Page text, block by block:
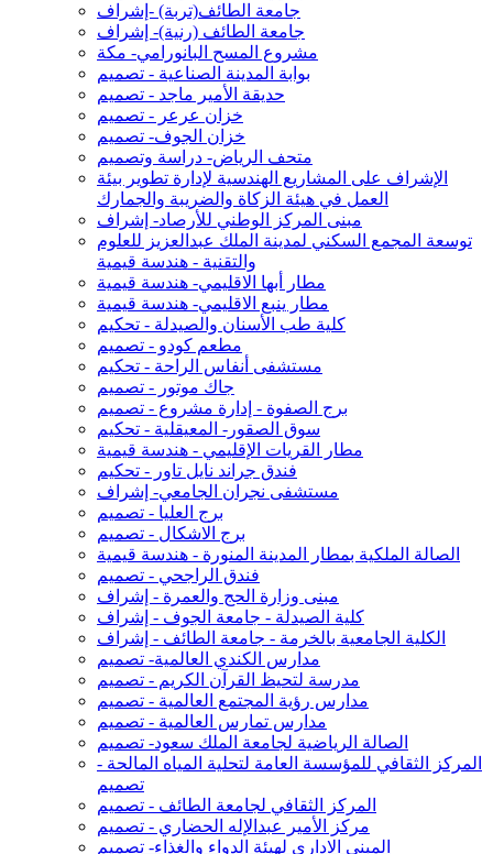
جامعة الطائف(تربة) -إشراف
جامعة الطائف (رنية)- إشراف
مشروع المسح البانورامي- مكة
بوابة المدينة الصناعية - تصميم
حديقة الأمير ماجد - تصميم
خزان عرعر - تصميم
خزان الجوف- تصميم
متحف الرياض- دراسة وتصميم
الإشراف على المشاريع الهندسية لإدارة تطوير بيئة
العمل في هيئة الزكاة والضريبة والجمارك
مبنى المركز الوطني للأرصاد- إشراف
توسعة المجمع السكني لمدينة الملك عبدالعزيز للعلوم
والتقنية - هندسة قيمية
مطار أبها الاقليمي- هندسة قيمية
مطار ينبع الاقليمي- هندسة قيمية
كلية طب الأسنان والصيدلة - تحكيم
مطعم كودو - تصميم
مستشفى أنفاس الراحة - تحكيم
جاك موتور - تصميم
برج الصفوة - إدارة مشروع - تصميم
سوق الصقور- المعيقلية - تحكيم
مطار القريات الإقليمي - هندسة قيمية
فندق جراند نايل تاور - تحكيم
مستشفى نجران الجامعي- إشراف
برج العليا - تصميم
برج الاشكال - تصميم
الصالة الملكية بمطار المدينة المنورة - هندسة قيمية
فندق الراجحي - تصميم
مبنى وزارة الحج والعمرة - إشراف
كلية الصيدلة - جامعة الجوف - إشراف
الكلية الجامعية بالخرمة - جامعة الطائف - إشراف
مدارس الكندي العالمية- تصميم
مدرسة لتحيظ القرآن الكريم - تصميم
مدارس رؤية المجتمع العالمية - تصميم
مدارس تمارس العالمية - تصميم
الصالة الرياضية لجامعة الملك سعود- تصميم
المركز الثقافي للمؤسسة العامة لتحلية المياه المالحة -
تصميم
المركز الثقافي لجامعة الطائف - تصميم
مركز الأمير عبدالإله الحضاري - تصميم
المبنى الاداري لهيئة الدواء والغذاء- تصميم